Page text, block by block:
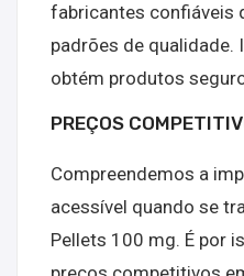
fabricantes confiáveis
padrões de qualidade.
obtém produtos
PREÇOS
Compreendemos a
acessível quando se
Pellets 100 mg. É por